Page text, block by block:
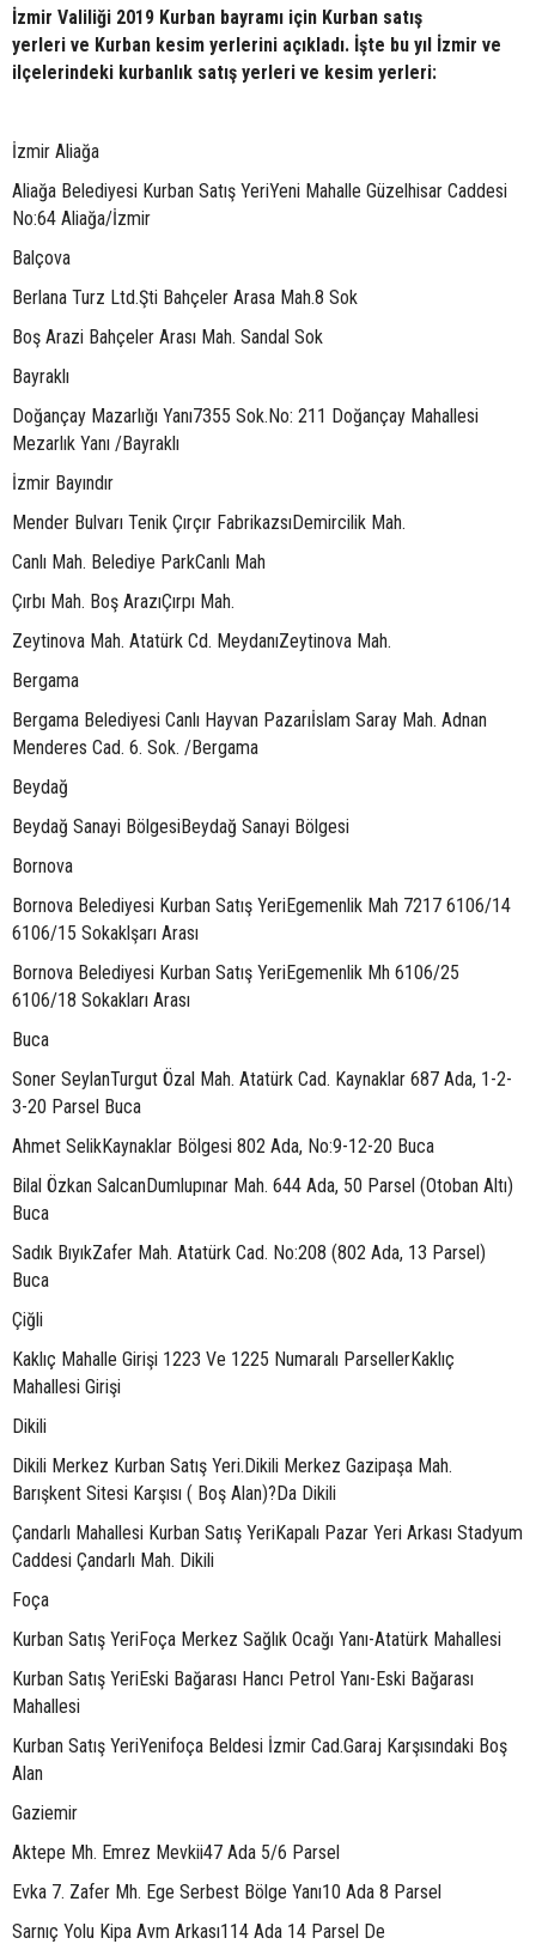
İzmir Valiliği 2019 Kurban bayramı için Kurban satış
yerleri ve Kurban kesim yerlerini açıkladı. İşte bu yıl İzmir ve
ilçelerindeki kurbanlık satış yerleri ve kesim yerleri:
İzmir Aliağa
Aliağa Belediyesi Kurban Satış YeriYeni Mahalle Güzelhisar Caddesi
No:64 Aliağa/İzmir
Balçova
Berlana Turz Ltd.Şti Bahçeler Arasa Mah.8 Sok
Boş Arazi Bahçeler Arası Mah. Sandal Sok
Bayraklı
Doğançay Mazarlığı Yanı7355 Sok.No: 211 Doğançay Mahallesi
Mezarlık Yanı /Bayraklı
İzmir Bayındır
Mender Bulvarı Tenik Çırçır FabrikazsıDemircilik Mah.
Canlı Mah. Belediye ParkCanlı Mah
Çırbı Mah. Boş ArazıÇırpı Mah.
Zeytinova Mah. Atatürk Cd. MeydanıZeytinova Mah.
Bergama
Bergama Belediyesi Canlı Hayvan Pazarıİslam Saray Mah. Adnan
Menderes Cad. 6. Sok. /Bergama
Beydağ
Beydağ Sanayi BölgesiBeydağ Sanayi Bölgesi
Bornova
Bornova Belediyesi Kurban Satış YeriEgemenlik Mah 7217 6106/14
6106/15 Sokaklşarı Arası
Bornova Belediyesi Kurban Satış YeriEgemenlik Mh 6106/25
6106/18 Sokakları Arası
Buca
Soner SeylanTurgut Özal Mah. Atatürk Cad. Kaynaklar 687 Ada, 1-2-
3-20 Parsel Buca
Ahmet SelikKaynaklar Bölgesi 802 Ada, No:9-12-20 Buca
Bilal Özkan SalcanDumlupınar Mah. 644 Ada, 50 Parsel (Otoban Altı)
Buca
Sadık BıyıkZafer Mah. Atatürk Cad. No:208 (802 Ada, 13 Parsel)
Buca
Çiğli
Kaklıç Mahalle Girişi 1223 Ve 1225 Numaralı ParsellerKaklıç
Mahallesi Girişi
Dikili
Dikili Merkez Kurban Satış Yeri.Dikili Merkez Gazipaşa Mah.
Barışkent Sitesi Karşısı ( Boş Alan)?Da Dikili
Çandarlı Mahallesi Kurban Satış YeriKapalı Pazar Yeri Arkası Stadyum
Caddesi Çandarlı Mah. Dikili
Foça
Kurban Satış YeriFoça Merkez Sağlık Ocağı Yanı-Atatürk Mahallesi
Kurban Satış YeriEski Bağarası Hancı Petrol Yanı-Eski Bağarası
Mahallesi
Kurban Satış YeriYenifoça Beldesi İzmir Cad.Garaj Karşısındaki Boş
Alan
Gaziemir
Aktepe Mh. Emrez Mevkii47 Ada 5/6 Parsel
Evka 7. Zafer Mh. Ege Serbest Bölge Yanı10 Ada 8 Parsel
Sarnıç Yolu Kipa Avm Arkası114 Ada 14 Parsel De